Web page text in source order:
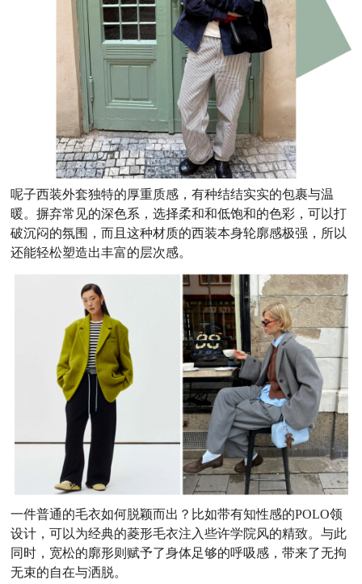
呢子西装外套独特的厚重质感，有种结结实实的包裹与温
暖。摒弃常见的深色系，选择柔和和低饱和的色彩，可以打
破沉闷的氛围，而且这种材质的西装本身轮廓感极强，所以
还能轻松塑造出丰富的层次感。
一件普通的毛衣如何脱颖而出？比如带有知性感的POLO领
设计，可以为经典的菱形毛衣注入些许学院风的精致。与此
同时，宽松的廓形则赋予了身体足够的呼吸感，带来了无拘
无束的自在与洒脱。